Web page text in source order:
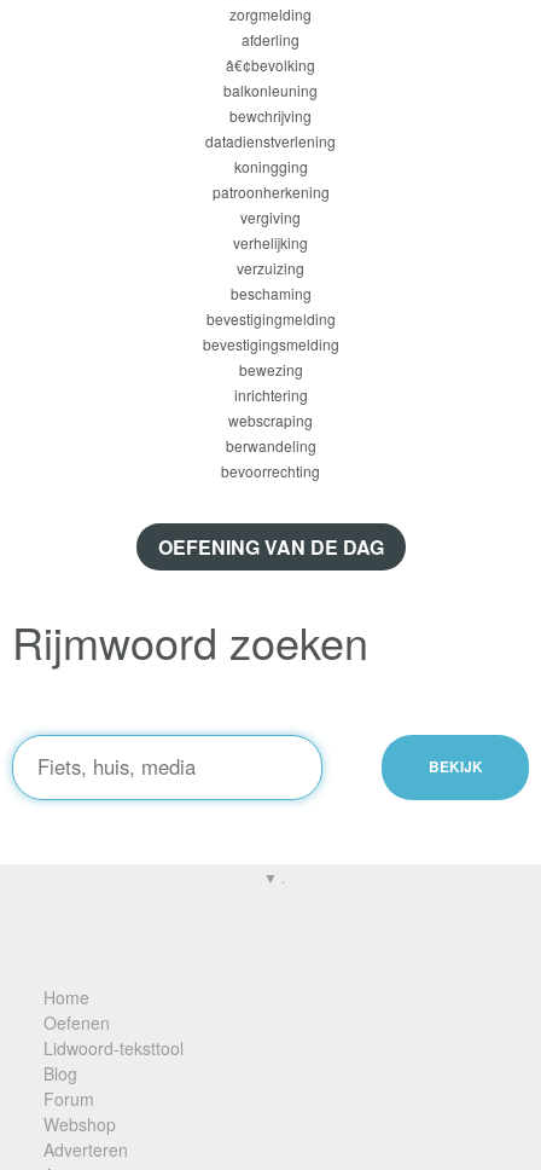
zorgmelding
afderling
â€¢bevolking
balkonleuning
bewchrijving
datadienstverlening
koningging
patroonherkening
vergiving
verhelijking
verzuizing
beschaming
bevestigingmelding
bevestigingsmelding
bewezing
inrichtering
webscraping
berwandeling
bevoorrechting
OEFENING VAN DE DAG
Rijmwoord zoeken
▼ .
Home
Oefenen
Lidwoord-teksttool
Blog
Forum
Webshop
Adverteren